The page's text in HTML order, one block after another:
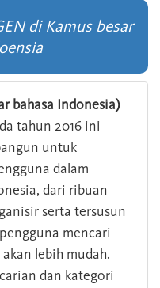
di Kamus besar
bahasa Indonesia)
tahun 2016 ini
untuk
dalam
dari ribuan
serta tersusun
mencari
lebih mudah.
dan kategori